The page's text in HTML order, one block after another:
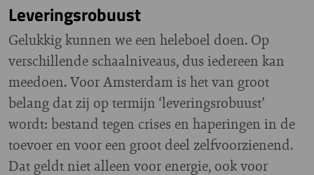
Leveringsrobuust
Gelukkig kunnen we een heleboel doen. Op
verschillende schaalniveaus, dus iedereen kan
meedoen. Voor Amsterdam is het van groot
belang dat zij op termijn ‘leveringsrobuust’
wordt: bestand tegen crises en haperingen in de
toevoer en voor een groot deel zelfvoorzienend.
Dat geldt niet alleen voor energie, ook voor